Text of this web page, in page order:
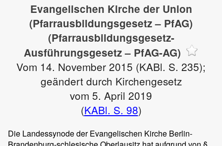
Evangelischen Kirche der Union
(Pfarrausbildungsgesetz – PfAG)
(Pfarrausbildungsgesetz-
Ausführungsgesetz – PfAG-AG)
Vom 14. November 2015 (KABl. S. 235);
geändert durch Kirchengesetz
vom 5. April 2019
(KABl. S. 98)
Die Landessynode der Evangelischen Kirche Berlin-